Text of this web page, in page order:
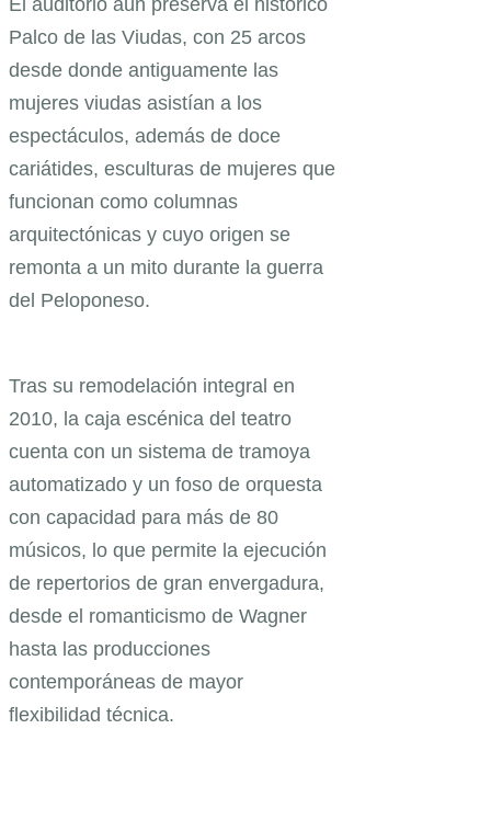
El auditorio aún preserva el histórico
Palco de las Viudas, con 25 arcos
desde donde antiguamente las
mujeres viudas asistían a los
espectáculos, además de doce
cariátides, esculturas de mujeres que
funcionan como columnas
arquitectónicas y cuyo origen se
remonta a un mito durante la guerra
del Peloponeso.
Tras su remodelación integral en
2010, la caja escénica del teatro
cuenta con un sistema de tramoya
automatizado y un foso de orquesta
con capacidad para más de 80
músicos, lo que permite la ejecución
de repertorios de gran envergadura,
desde el romanticismo de Wagner
hasta las producciones
contemporáneas de mayor
flexibilidad técnica.